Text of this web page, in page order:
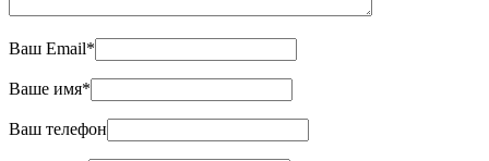
Ваш Email*
Ваше имя*
Ваш телефон